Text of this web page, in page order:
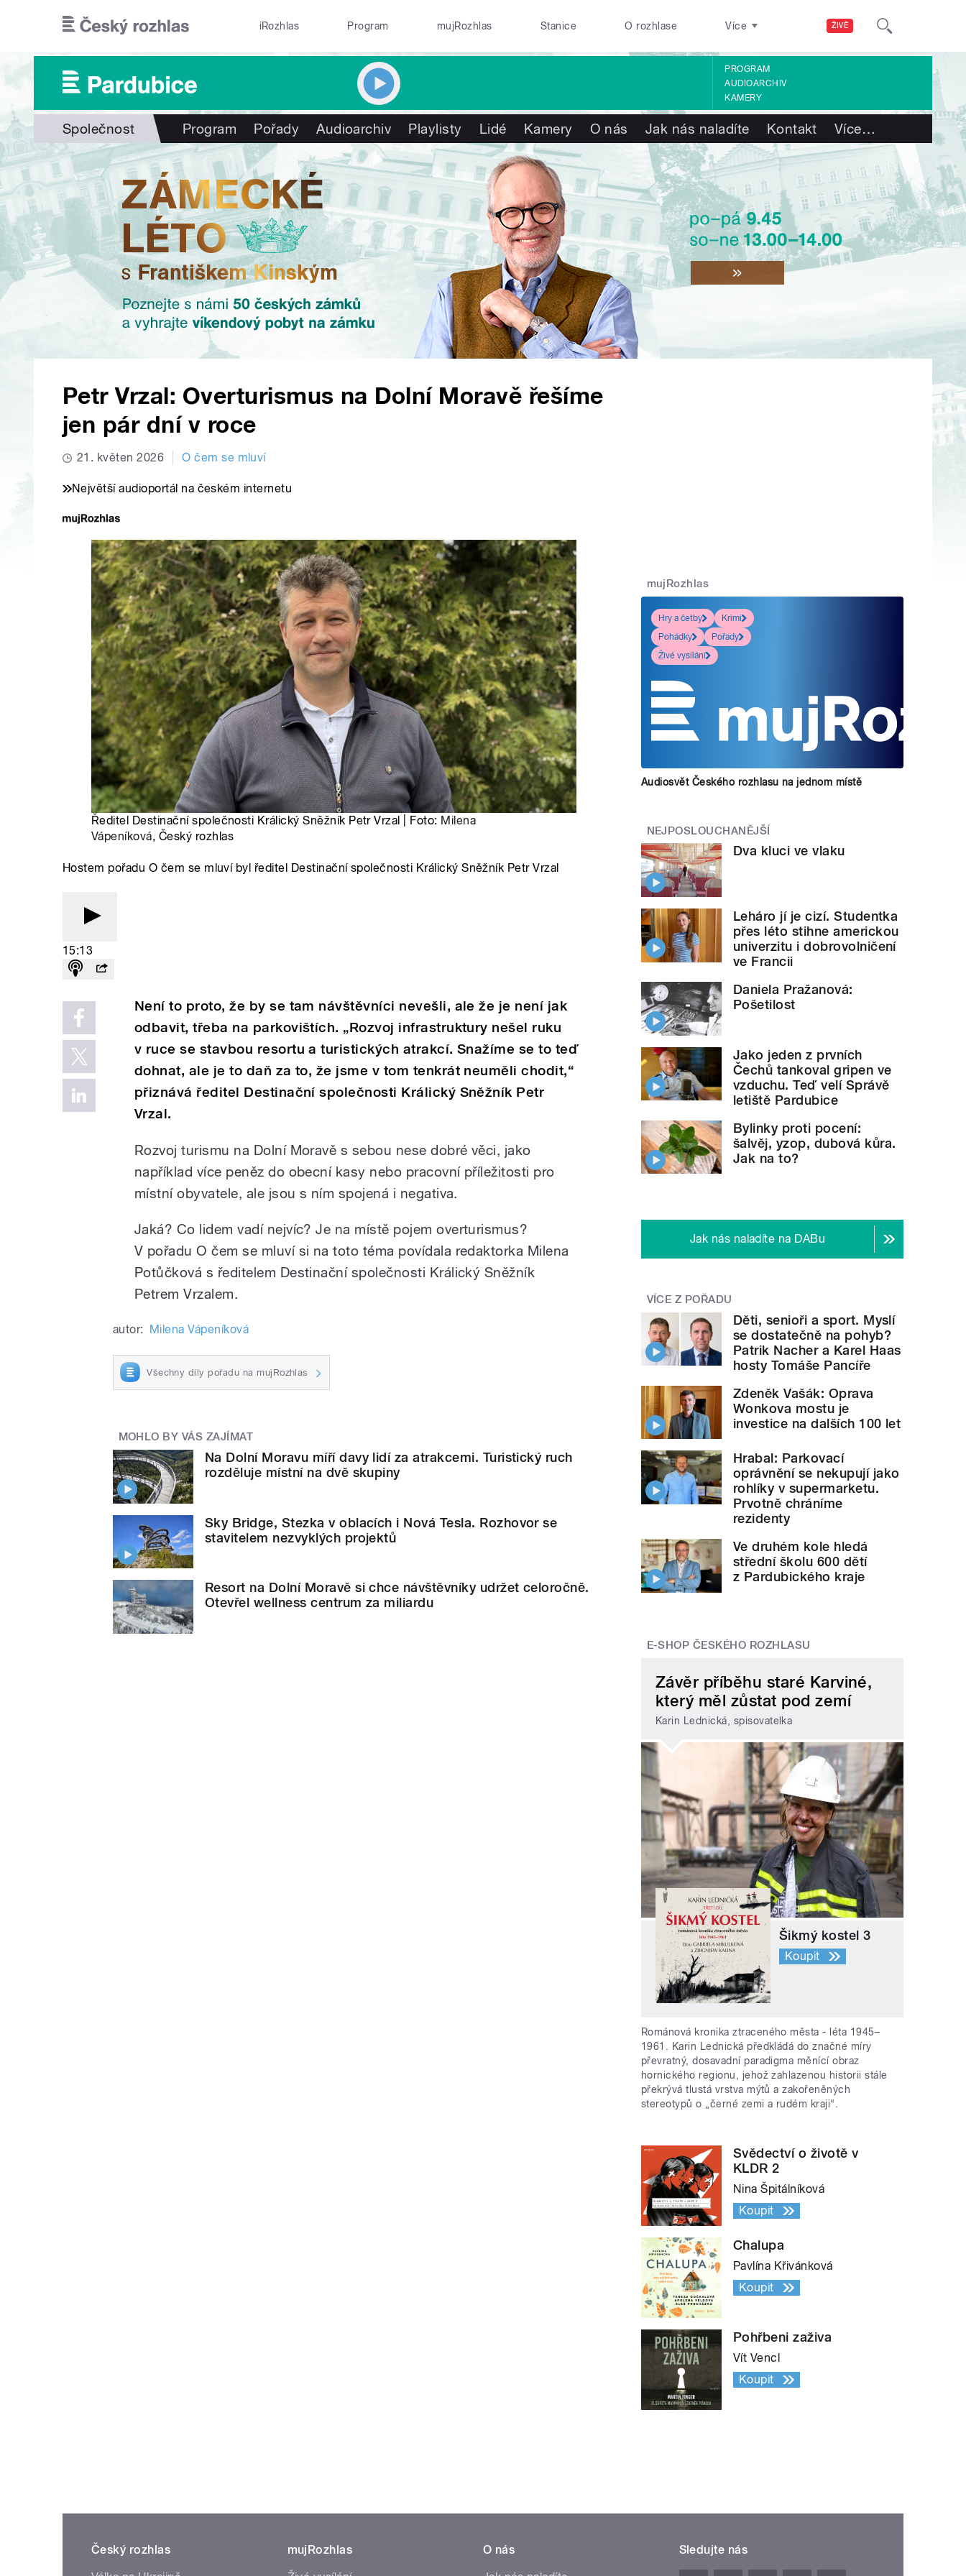
ŽIVĚ
iRozhlas Program mujRozhlas Stanice O rozhlase Více
PROGRAM
AUDIOARCHIV
KAMERY
Společnost Program Pořady Audioarchiv Playlisty Lidé Kamery O nás Jak nás naladíte Kontakt Více…
Petr Vrzal: Overturismus na Dolní Moravě řešíme
jen pár dní v roce
21. květen 2026 O čem se mluví
Největší audioportál na českém internetu
Ředitel Destinační společnosti Králický Sněžník Petr Vrzal | Foto: Milena
Vápeníková, Český rozhlas
Hostem pořadu O čem se mluví byl ředitel Destinační společnosti Králický Sněžník Petr Vrzal
15:13
Není to proto, že by se tam návštěvníci nevešli, ale že je není jak
odbavit, třeba na parkovištích. „Rozvoj infrastruktury nešel ruku
v ruce se stavbou resortu a turistických atrakcí. Snažíme se to teď
dohnat, ale je to daň za to, že jsme v tom tenkrát neuměli chodit,“
přiznává ředitel Destinační společnosti Králický Sněžník Petr
Vrzal.
Rozvoj turismu na Dolní Moravě s sebou nese dobré věci, jako
například více peněz do obecní kasy nebo pracovní příležitosti pro
místní obyvatele, ale jsou s ním spojená i negativa.
Jaká? Co lidem vadí nejvíc? Je na místě pojem overturismus?
V pořadu O čem se mluví si na toto téma povídala redaktorka Milena
Potůčková s ředitelem Destinační společnosti Králický Sněžník
Petrem Vrzalem.
autor: Milena Vápeníková
Všechny díly pořadu na mujRozhlas
MOHLO BY VÁS ZAJÍMAT
Na Dolní Moravu míří davy lidí za atrakcemi. Turistický ruch
rozděluje místní na dvě skupiny
Sky Bridge, Stezka v oblacích i Nová Tesla. Rozhovor se
stavitelem nezvyklých projektů
Resort na Dolní Moravě si chce návštěvníky udržet celoročně.
Otevřel wellness centrum za miliardu
mujRozhlas
Hry a četby
Krimi
Pohádky
Pořady
Živé vysílání
Audiosvět Českého rozhlasu na jednom místě
NEJPOSLOUCHANĚJŠÍ
Dva kluci ve vlaku
Leháro jí je cizí. Studentka
přes léto stihne americkou
univerzitu i dobrovolničení
ve Francii
Daniela Pražanová:
Pošetilost
Jako jeden z prvních
Čechů tankoval gripen ve
vzduchu. Teď velí Správě
letiště Pardubice
Bylinky proti pocení:
šalvěj, yzop, dubová kůra.
Jak na to?
Jak nás naladíte na DABu
VÍCE Z POŘADU
Děti, senioři a sport. Myslí
se dostatečně na pohyb?
Patrik Nacher a Karel Haas
hosty Tomáše Pancíře
Zdeněk Vašák: Oprava
Wonkova mostu je
investice na dalších 100 let
Hrabal: Parkovací
oprávnění se nekupují jako
rohlíky v supermarketu.
Prvotně chráníme
rezidenty
Ve druhém kole hledá
střední školu 600 dětí
z Pardubického kraje
E-SHOP ČESKÉHO ROZHLASU
Závěr příběhu staré Karviné,
který měl zůstat pod zemí
Karin Lednická, spisovatelka
Šikmý kostel 3
Koupit
Románová kronika ztraceného města - léta 1945–
1961. Karin Lednická předkládá do značné míry
převratný, dosavadní paradigma měnící obraz
hornického regionu, jehož zahlazenou historii stále
překrývá tlustá vrstva mýtů a zakořeněných
stereotypů o „černé zemi a rudém kraji“.
Svědectví o životě v
KLDR 2
Nina Špitálníková
Koupit
Chalupa
Pavlína Křivánková
Koupit
Pohřbeni zaživa
Vít Vencl
Koupit
Český rozhlas
mujRozhlas
O nás
Sledujte nás